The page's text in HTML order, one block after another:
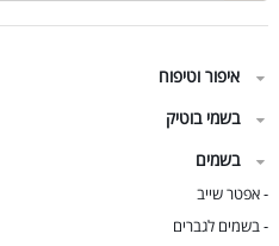
איפור וטיפוח
בשמי בוטיק
בשמים
-אפטר שייב
-בשמים לגברים